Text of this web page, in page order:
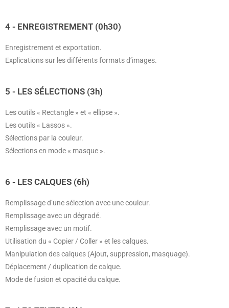
4 - ENREGISTREMENT (0h30)
Enregistrement et exportation.
Explications sur les différents formats d’images.
5 - LES SÉLECTIONS (3h)
Les outils « Rectangle » et « ellipse ».
Les outils « Lassos ».
Sélections par la couleur.
Sélections en mode « masque ».
6 - LES CALQUES (6h)
Remplissage d’une sélection avec une couleur.
Remplissage avec un dégradé.
Remplissage avec un motif.
Utilisation du « Copier / Coller » et les calques.
Manipulation des calques (Ajout, suppression, masquage).
Déplacement / duplication de calque.
Mode de fusion et opacité du calque.